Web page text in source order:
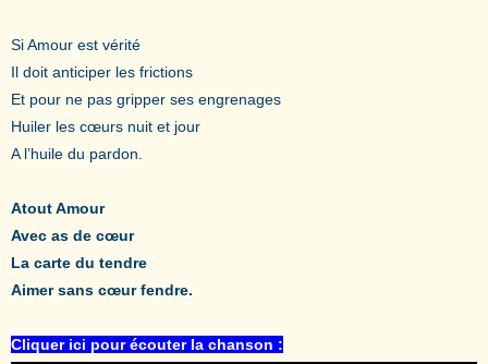
Si Amour est vérité
Il doit anticiper les frictions
Et pour ne pas gripper ses engrenages
Huiler les cœurs nuit et jour
A l’huile du pardon.
Atout Amour
Avec as de cœur
La carte du tendre
Aimer sans cœur fendre.
Cliquer ici pour écouter la chanson :